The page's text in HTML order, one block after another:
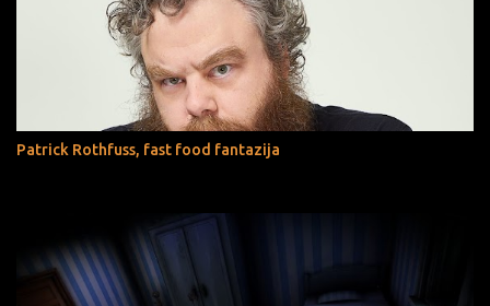
Patrick Rothfuss, fast food fantazija